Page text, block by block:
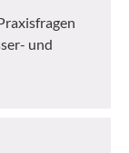
und